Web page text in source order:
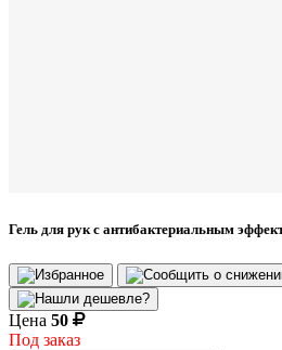
Гель для рук с антибактериальным
Цена 50
Под заказ